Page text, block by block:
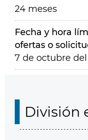
24 meses
Fecha y hora
ofertas o
7 de octubre del
División